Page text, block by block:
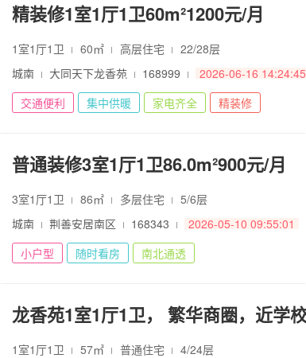
精装修1室1厅1卫60m²1200元/月
1室1厅1卫 60㎡ 高层住宅
22/28层
城南
大同天下龙香苑 168999
2026-06-16 14:24:45
交通便利
集中供暖 家电齐全 精装修
普通装修3室1厅1卫86.0m²900元/月
3室1厅1卫 86㎡ 多层住宅
5/6层
城南
荆善安居南区 168343
2026-05-10 09:55:01
小户型
随时看房 南北通透
1室1厅1卫 57㎡ 普通住宅
4/24层